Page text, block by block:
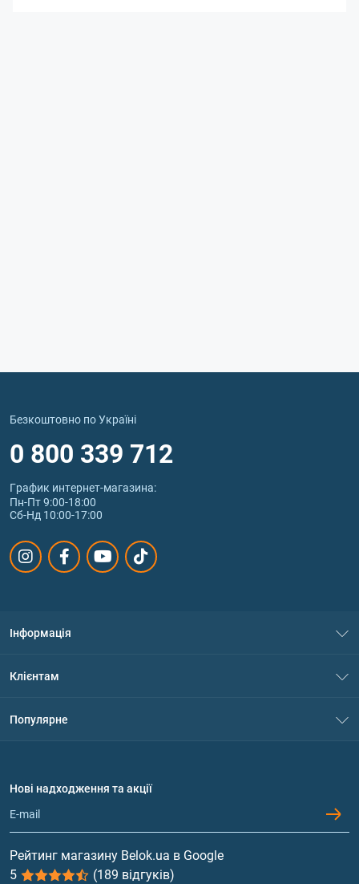
Безкоштовно по Україні
0 800 339 712
График интернет‑магазина:
Пн-Пт 9:00-18:00
Сб-Нд 10:00-17:00
Інформація
Політика конфіденційності
Обмін та повернення
Клієнтам
Популярне
Протеїн
Гейнери
Вітаміни та мінерали
Риб'ячий жир, жирні кислоти
Нові надходження та акції
Рейтинг магазину Belok.ua в Google
5
(189 відгуків)